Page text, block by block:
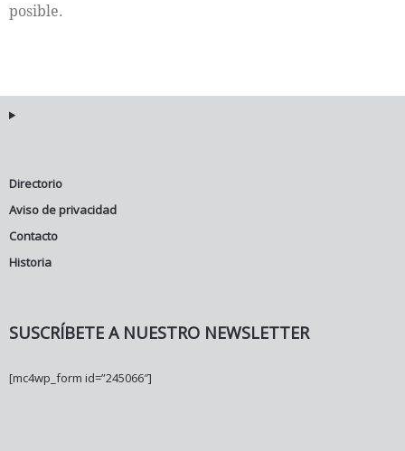
posible.
Directorio
Aviso de privacidad
Contacto
Historia
SUSCRÍBETE A NUESTRO NEWSLETTER
[mc4wp_form id=”245066″]